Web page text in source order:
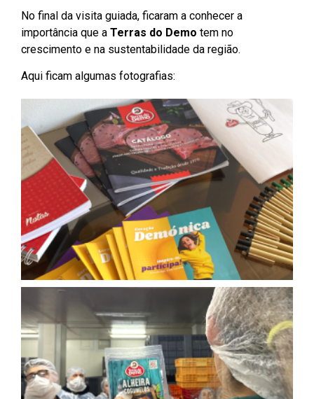
No final da visita guiada, ficaram a conhecer a
importância que a Terras do Demo tem no
crescimento e na sustentabilidade da região.
Aqui ficam algumas fotografias: